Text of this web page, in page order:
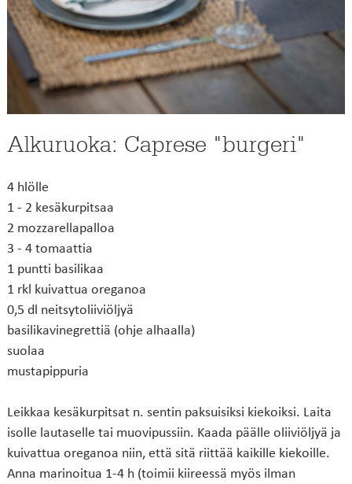
Alkuruoka: Caprese "burgeri"
4 hlölle
1 - 2 kesäkurpitsaa
2 mozzarellapalloa
3 - 4 tomaattia
1 puntti basilikaa
1 rkl kuivattua oreganoa
0,5 dl neitsytoliiviöljyä
basilikavinegrettiä (ohje alhaalla)
suolaa
mustapippuria
Leikkaa kesäkurpitsat n. sentin paksuisiksi kiekoiksi. Laita
isolle lautaselle tai muovipussiin. Kaada päälle oliiviöljyä ja
kuivattua oreganoa niin, että sitä riittää kaikille kiekoille.
Anna marinoitua 1-4 h (toimii kiireessä myös ilman